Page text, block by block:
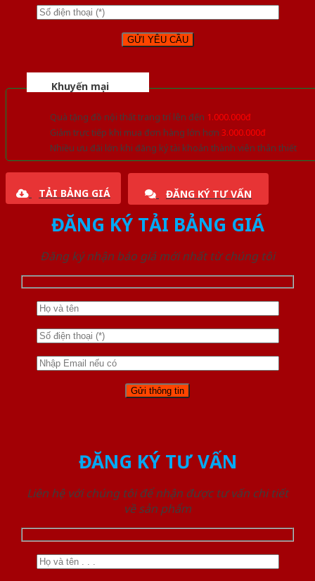
Khuyến mại
Quà tặng đồ nội thất trang trí lên đến 1.000.000đ
Giảm trực tiếp khi mua đơn hàng lớn hơn 3.000.000đ
Nhiều ưu đãi lớn khi đăng ký tài khoản thành viên thân thiết
TẢI BẢNG GIÁ ĐĂNG KÝ TƯ VẤN
ĐĂNG KÝ TẢI BẢNG GIÁ
Đăng ký nhận báo giá mới nhất từ chúng tôi
ĐĂNG KÝ TƯ VẤN
Liên hệ với chúng tôi để nhận được tư vấn chi tiết
về sản phẩm